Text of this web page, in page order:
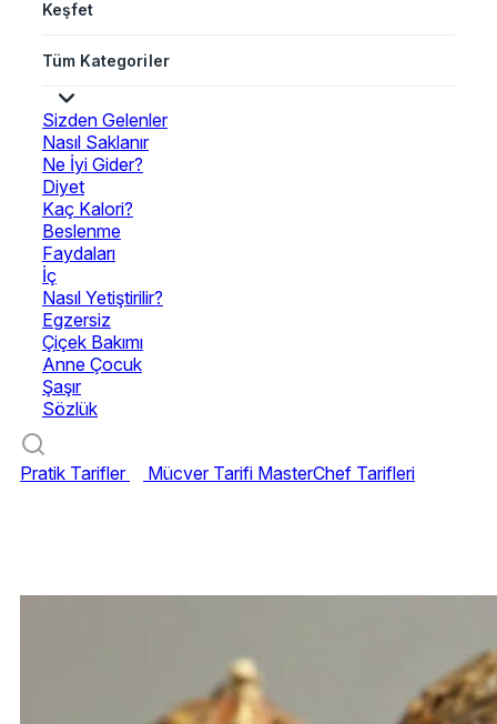
Keşfet
Tüm Kategoriler
Sizden Gelenler
Nasıl Saklanır
Ne İyi Gider?
Diyet
Kaç Kalori?
Beslenme
Faydaları
İç
Nasıl Yetiştirilir?
Egzersiz
Çiçek Bakımı
Anne Çocuk
Şaşır
Sözlük
Pratik Tarifler Mücver Tarifi MasterChef Tarifleri